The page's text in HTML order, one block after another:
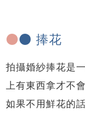
●● 捧花
拍攝婚紗捧花是
上有東西拿才不
如果不用鮮花的